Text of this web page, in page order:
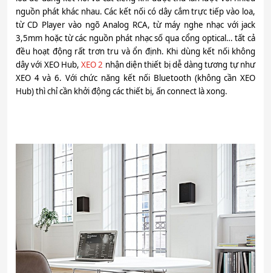
nguồn phát khác nhau. Các kết nối có dây cắm trực tiếp vào loa,
từ CD Player vào ngõ Analog RCA, từ máy nghe nhạc với jack
3,5mm hoặc từ các nguồn phát nhạc số qua cổng optical… tất cả
đều hoạt động rất trơn tru và ổn định. Khi dùng kết nối không
dây với XEO Hub,XEO 2 nhận diện thiết bị dễ dàng tương tự như
XEO 4 và 6. Với chức năng kết nối Bluetooth (không cần XEO
Hub) thì chỉ cần khởi động các thiết bị, ấn connect là xong.